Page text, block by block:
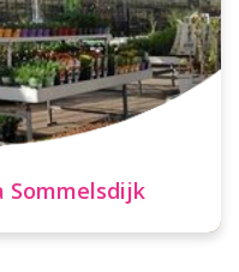
Sommelsdijk